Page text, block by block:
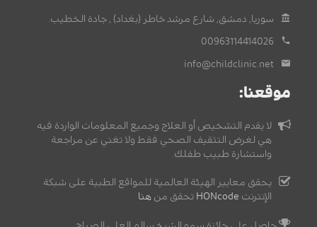
سوريا, دمشق, شارع مرشد خاطر (بغداد) , جادة الخطيب.
00963114414026
info@childclinic.net
موقعنا:
لا يقدم التشخيص أو العلاج وجميع المعلومات الواردة فيه
هي لغرض التثقيف الصحي فقط ولا تغني عن مراجعة
واستشارة طبيب طفلك.
يحقق معايير الهيئة العالمية للمواقع الطبية على شبكة
الإنترنت HONcode تحقق من هنا